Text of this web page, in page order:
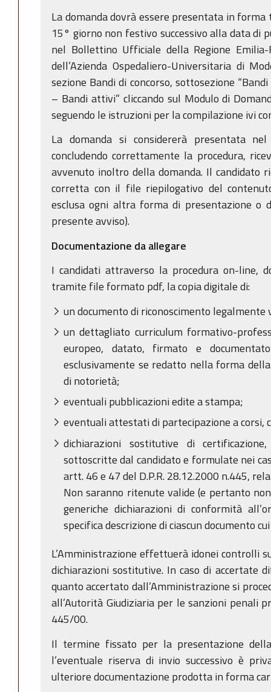
La domanda dovrà essere presentata in
15° giorno non festivo successivo alla data di
nel Bollettino Ufficiale della Regione
dell’Azienda Ospedaliero-Universitaria di
sezione Bandi di concorso, sottosezione
– Bandi attivi” cliccando sul Modulo di
seguendo le istruzioni per la compilazione ivi
La domanda si considererà presentata
concludendo correttamente la procedura,
avvenuto inoltro della domanda. Il candidato
corretta con il file riepilogativo del
esclusa ogni altra forma di presentazione o
presente avviso).
Documentazione da allegare
I candidati attraverso la procedura on-line,
tramite file formato pdf, la copia digitale di:
un documento di riconoscimento legalmente
un dettagliato curriculum formativo-
europeo, datato, firmato e
esclusivamente se redatto nella forma
di notorietà;
eventuali pubblicazioni edite a stampa;
eventuali attestati di partecipazione a corsi,
dichiarazioni sostitutive di
sottoscritte dal candidato e formulate nei
artt. 46 e 47 del D.P.R. 28.12.2000 n.445,
Non saranno ritenute valide (e pertanto
generiche dichiarazioni di conformità
specifica descrizione di ciascun documento
L’Amministrazione effettuerà idonei controlli
dichiarazioni sostitutive. In caso di accertate
quanto accertato dall’Amministrazione si
all’Autorità Giudiziaria per le sanzioni penali
445/00.
Il termine fissato per la presentazione
l’eventuale riserva di invio successivo è
ulteriore documentazione prodotta in forma